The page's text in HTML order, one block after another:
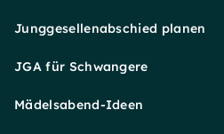
Junggesellenabschied planen
JGA für Schwangere
Mädelsabend-Ideen